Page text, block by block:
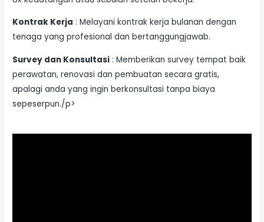
Kontrak Kerja : Melayani kontrak kerja bulanan dengan
tenaga yang profesional dan bertanggungjawab.
Survey dan Konsultasi : Memberikan survey tempat baik
perawatan, renovasi dan pembuatan secara gratis,
apalagi anda yang ingin berkonsultasi tanpa biaya
sepeserpun./p>